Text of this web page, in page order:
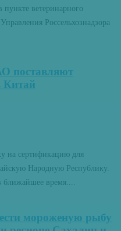
ветеринарного
Россельхознадзора
поставляют
Китай
на сертификацию для
Народную Республику.
ближайшее время....
мороженую рыбу